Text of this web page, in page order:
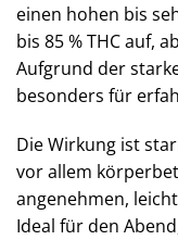
einen hohen bis
bis 85 % THC auf,
Aufgrund der
besonders für
Die Wirkung ist
vor allem
angenehmen,
Ideal für den